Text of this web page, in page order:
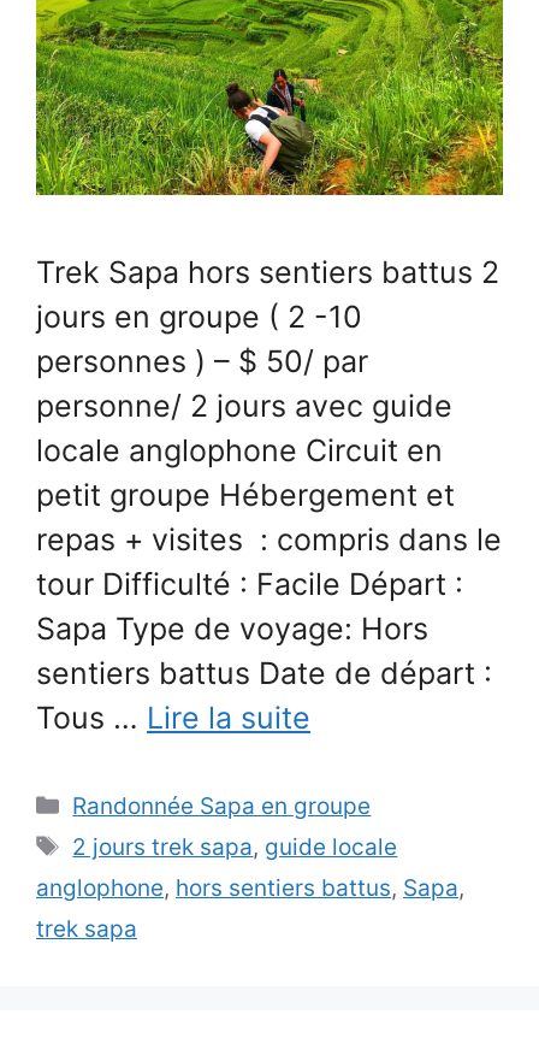
Trek Sapa hors sentiers battus 2
jours en groupe ( 2 -10
personnes ) – $ 50/ par
personne/ 2 jours avec guide
locale anglophone Circuit en
petit groupe Hébergement et
repas + visites : compris dans le
tour Difficulté : Facile Départ :
Sapa Type de voyage: Hors
sentiers battus Date de départ :
Tous … Lire la suite
Catégories
Randonnée Sapa en groupe
Étiquettes
2 jours trek sapa, guide locale
anglophone, hors sentiers battus, Sapa,
trek sapa